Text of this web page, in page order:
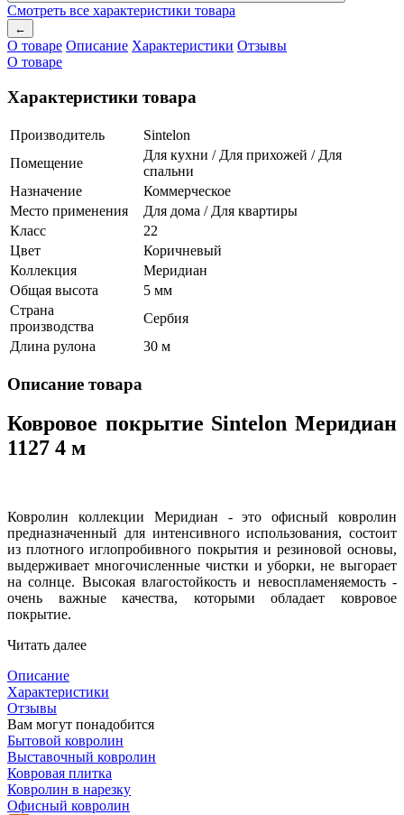
Смотреть все характеристики товара
←
О товаре Описание Характеристики Отзывы
О товаре
Характеристики товара
Производитель
Sintelon
Помещение
Для кухни / Для прихожей / Для
спальни
Назначение
Коммерческое
Место применения
Для дома / Для квартиры
Класс
22
Цвет
Коричневый
Коллекция
Меридиан
Общая высота
5 мм
Страна
производства
Сербия
Длина рулона
30 м
Описание товара
Ковровое покрытие Sintelon Меридиан
1127 4 м
Ковролин коллекции Меридиан - это офисный ковролин
предназначенный для интенсивного использования, состоит
из плотного иглопробивного покрытия и резиновой основы,
выдерживает многочисленные чистки и уборки, не выгорает
на солнце. Высокая влагостойкость и невоспламеняемость -
очень важные качества, которыми обладает ковровое
покрытие.
Читать далее
Описание
Характеристики
Отзывы
Вам могут понадобится
Бытовой ковролин
Выставочный ковролин
Ковровая плитка
Ковролин в нарезку
Офисный ковролин